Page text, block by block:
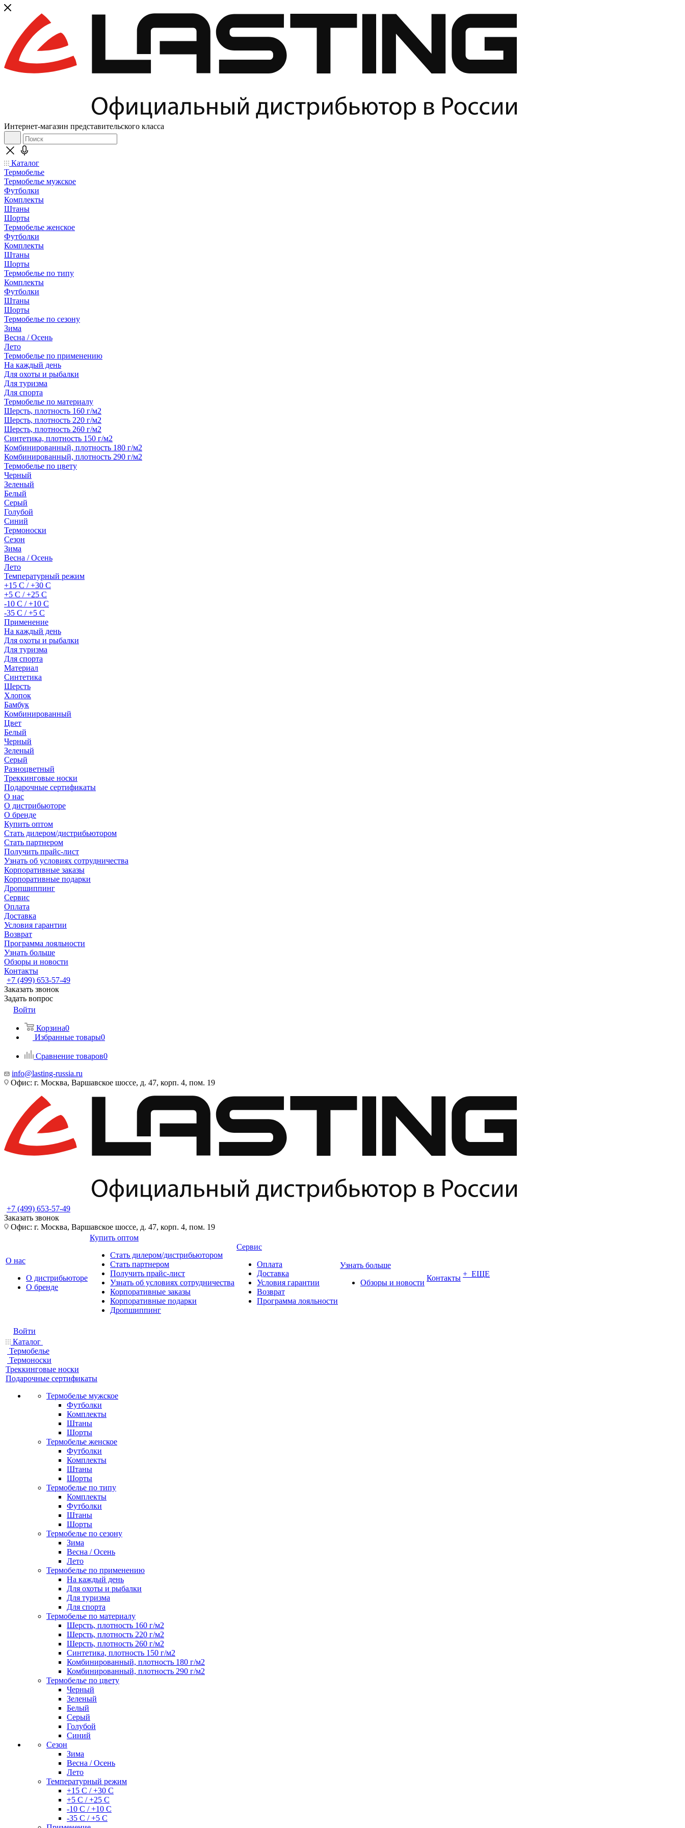
Интернет-магазин представительского класса
Каталог
Термобелье
Термобелье мужское
Футболки
Комплекты
Штаны
Шорты
Термобелье женское
Футболки
Комплекты
Штаны
Шорты
Термобелье по типу
Комплекты
Футболки
Штаны
Шорты
Термобелье по сезону
Зима
Весна / Осень
Лето
Термобелье по применению
На каждый день
Для охоты и рыбалки
Для туризма
Для спорта
Термобелье по материалу
Шерсть, плотность 160 г/м2
Шерсть, плотность 220 г/м2
Шерсть, плотность 260 г/м2
Синтетика, плотность 150 г/м2
Комбинированный, плотность 180 г/м2
Комбинированный, плотность 290 г/м2
Термобелье по цвету
Черный
Зеленый
Белый
Серый
Голубой
Синий
Термоноски
Сезон
Зима
Весна / Осень
Лето
Температурный режим
+15 С / +30 С
+5 С / +25 С
-10 С / +10 С
-35 С / +5 С
Применение
На каждый день
Для охоты и рыбалки
Для туризма
Для спорта
Материал
Синтетика
Шерсть
Хлопок
Бамбук
Комбинированный
Цвет
Белый
Черный
Зеленый
Серый
Разноцветный
Треккинговые носки
Подарочные сертификаты
О нас
О дистрибьюторе
О бренде
Купить оптом
Стать дилером/дистрибьютором
Стать партнером
Получить прайс-лист
Узнать об условиях сотрудничества
Корпоративные заказы
Корпоративные подарки
Дропшиппинг
Сервис
Оплата
Доставка
Условия гарантии
Возврат
Программа лояльности
Узнать больше
Обзоры и новости
Контакты
+7 (499) 653-57-49
Заказать звонок
Задать вопрос
Войти
Корзина0
Избранные товары0
Сравнение товаров0
info@lasting-russia.ru
Офис: г. Москва, Варшавское шоссе, д. 47, корп. 4, пом. 19
+7 (499) 653-57-49
Заказать звонок
Офис: г. Москва, Варшавское шоссе, д. 47, корп. 4, пом. 19
О нас
О дистрибьюторе
О бренде
Купить оптом
Стать дилером/дистрибьютором
Стать партнером
Получить прайс-лист
Узнать об условиях сотрудничества
Корпоративные заказы
Корпоративные подарки
Дропшиппинг
Сервис
Оплата
Доставка
Условия гарантии
Возврат
Программа лояльности
Узнать больше
Обзоры и новости
Контакты + ЕЩЕ
Войти
Каталог
Термобелье
Термоноски
Треккинговые носки
Подарочные сертификаты
Термобелье мужское
Футболки
Комплекты
Штаны
Шорты
Термобелье женское
Футболки
Комплекты
Штаны
Шорты
Термобелье по типу
Комплекты
Футболки
Штаны
Шорты
Термобелье по сезону
Зима
Весна / Осень
Лето
Термобелье по применению
На каждый день
Для охоты и рыбалки
Для туризма
Для спорта
Термобелье по материалу
Шерсть, плотность 160 г/м2
Шерсть, плотность 220 г/м2
Шерсть, плотность 260 г/м2
Синтетика, плотность 150 г/м2
Комбинированный, плотность 180 г/м2
Комбинированный, плотность 290 г/м2
Термобелье по цвету
Черный
Зеленый
Белый
Серый
Голубой
Синий
Сезон
Зима
Весна / Осень
Лето
Температурный режим
+15 С / +30 С
+5 С / +25 С
-10 С / +10 С
-35 С / +5 С